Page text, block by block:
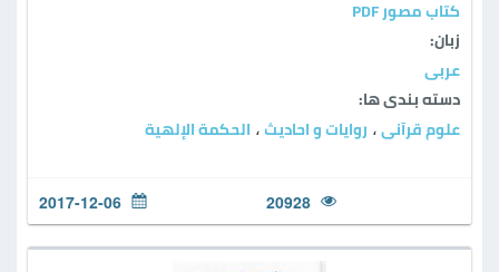
كتاب مصور PDF
زبان:
عربی
دسته بندی ها:
علوم قرآنی ، روایات و احادیث ، الحكمة الإلهية
20928
2017-12-06